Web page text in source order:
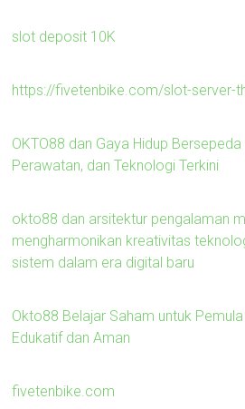
slot deposit 10K
https://fivetenbike.com/slot-server-
OKTO88 dan Gaya Hidup
Perawatan, dan Teknologi Terkini
okto88 dan arsitektur pengalaman
mengharmonikan kreativitas
sistem dalam era digital baru
Okto88 Belajar Saham untuk
Edukatif dan Aman
fivetenbike.com